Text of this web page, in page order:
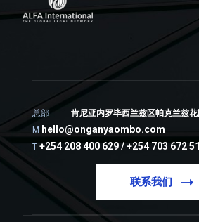
总部
肯尼亚内罗毕西兰兹区帕克兰兹
M hello@onganyaombo.com
T +254 208 400 629 / +254 703 672
联系我们